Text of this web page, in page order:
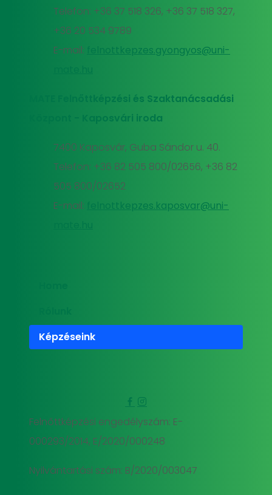
Telefon: +36 37 518 326, +36 37 518 327,
+36 20 534 9789
E-mail:
felnottkepzes.gyongyos@uni-
MATE Felnőttképzési és Szaktanácsadási
Központ - Kaposvári iroda
7400 Kaposvár, Guba Sándor u. 40.
Telefon: +36 82 505 800/02656, +36 82
505 800/02652
E-mail:
felnottkepzes.kaposvar@uni-
Képzéseink
Felnőttképzési engedélyszám: E-
000293/2014, E/2020/000248
Nyilvántartási szám: B/2020/003047